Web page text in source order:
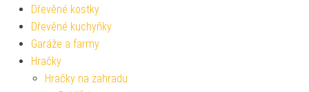
Dřevěné kostky
Dřevěné kuchyňky
Garáže a farmy
Hračky
Hračky na zahradu